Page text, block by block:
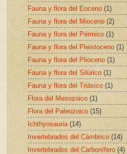
Fauna y flora del Eoceno (1)
Fauna y flora del Mioceno (2)
Fauna y flora del Pérmico (1)
Fauna y flora del Pleistoceno (1)
Fauna y flora del Plioceno (1)
Fauna y flora del Silúrico (1)
Fauna y flora del Triásico (1)
Flora del Mesozoico (1)
Flora del Paleozoico (15)
Ichthyosauria (14)
Invertebrados del Cámbrico (14)
Invertebrados del Carbonífero (4)